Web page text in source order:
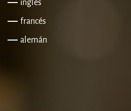
inglés
francés
alemán